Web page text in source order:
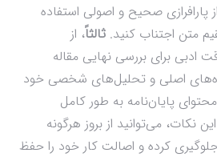
پارافرازی صحیح و اصولی استفاده
متن اجتناب کنید. ثالثاً، از
ادبی برای بررسی نهایی مقاله
اصلی و تحلیل‌های شخصی خود
محتوای پایان‌نامه به طور کامل
نکات، می‌توانید از بروز هرگونه
کرده و اصالت کار خود را حفظ